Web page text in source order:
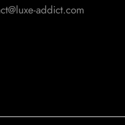
addict.com